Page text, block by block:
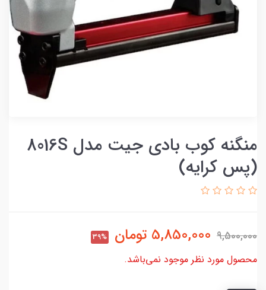
منگنه کوب بادی جیت مدل 8016S
(پس کرایه)
9,500,000
5,850,000 تومان 39%
محصول مورد نظر موجود نمی‌باشد.